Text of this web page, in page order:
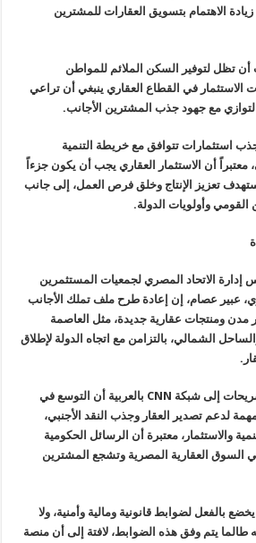
الاهتمام بتسويق العقارات للمشترين
تظل لتوفير
السكن الملائم للمواطن
الاستثمار في القطاع العقاري ينبغي أن تراعي
مع جهود جذب المشترين الأجانب.
استثمارات تتوافق مع خريطة التنمية
أن الاستثمار
العقاري يجب أن يكون جزءاً
تعزيز الإنتاج وخلق فرص العمل، إلى جانب
القومي وأولويات الدولة.
الاتحاد المصري لجمعيات المستثمرين
عبير عصام، إن إعادة طرح ملف تملك الأجانب
مدن ومنتجات عقارية جديدة، مثل العاصمة
الشمالي، بالتزامن مع اتجاه الدولة لإطلاق
.
إلى شبكة
بالعربية أن التوسع في
لدعم تصدير العقار وجذب النقد الأجنبي،
والاستثمار، معتبرة أن الرسائل الحكومية
السوق العقارية المصرية وتشجع المشترين
بالفعل لضوابط قانونية ومالية وأمنية، ولا
طالما يتم وفق هذه الضوابط، لافتة إلى أن منصة